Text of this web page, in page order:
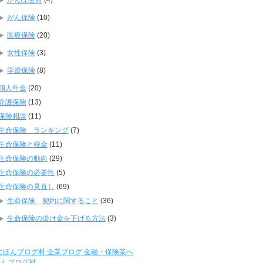
がん保険(10)
医療保険(20)
女性保険(3)
学資保険(8)
人年金(20)
護保険(13)
険相談 (11)
命保険 ランキング(7)
命保険と税金(11)
命保険の動向 (29)
命保険の必要性 (5)
命保険の見直し (69)
生命保険 契約に関すること (36)
生命保険の掛け金を下げる方法(3)